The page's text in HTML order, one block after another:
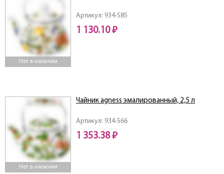
Нет в наличии
Артикул: 934-585
1 130.10 ₽
Нет в наличии
Артикул: 934-566
Чайник agness эмалированный, 2,5 л
1 353.38 ₽